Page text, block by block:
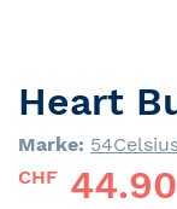
Skip
to
the
beginning
Heart
Marke:
CHF 44.90